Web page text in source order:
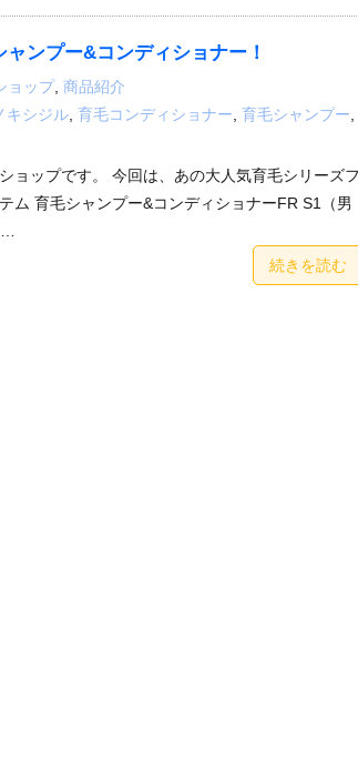
ンプー&コンディショナー！
ョップ, 商品紹介
キシジル, 育毛コンディショナー, 育毛シャンプー,
ョップです。 今回は、あの大人気育毛シリーズフ
ム 育毛シャンプー&コンディショナーFR S1（男
…
続きを読む